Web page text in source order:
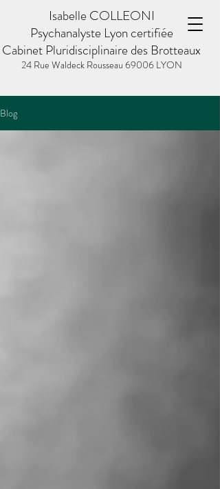
Isabelle COLLEONI
Psychanalyste Lyon certifiée
Cabinet Pluridisciplinaire des Brotteaux
24 Rue Waldeck Rousseau 69006 LYON
Blog